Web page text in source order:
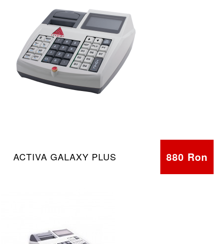
ACTIVA GALAXY PLUS 880 Ron